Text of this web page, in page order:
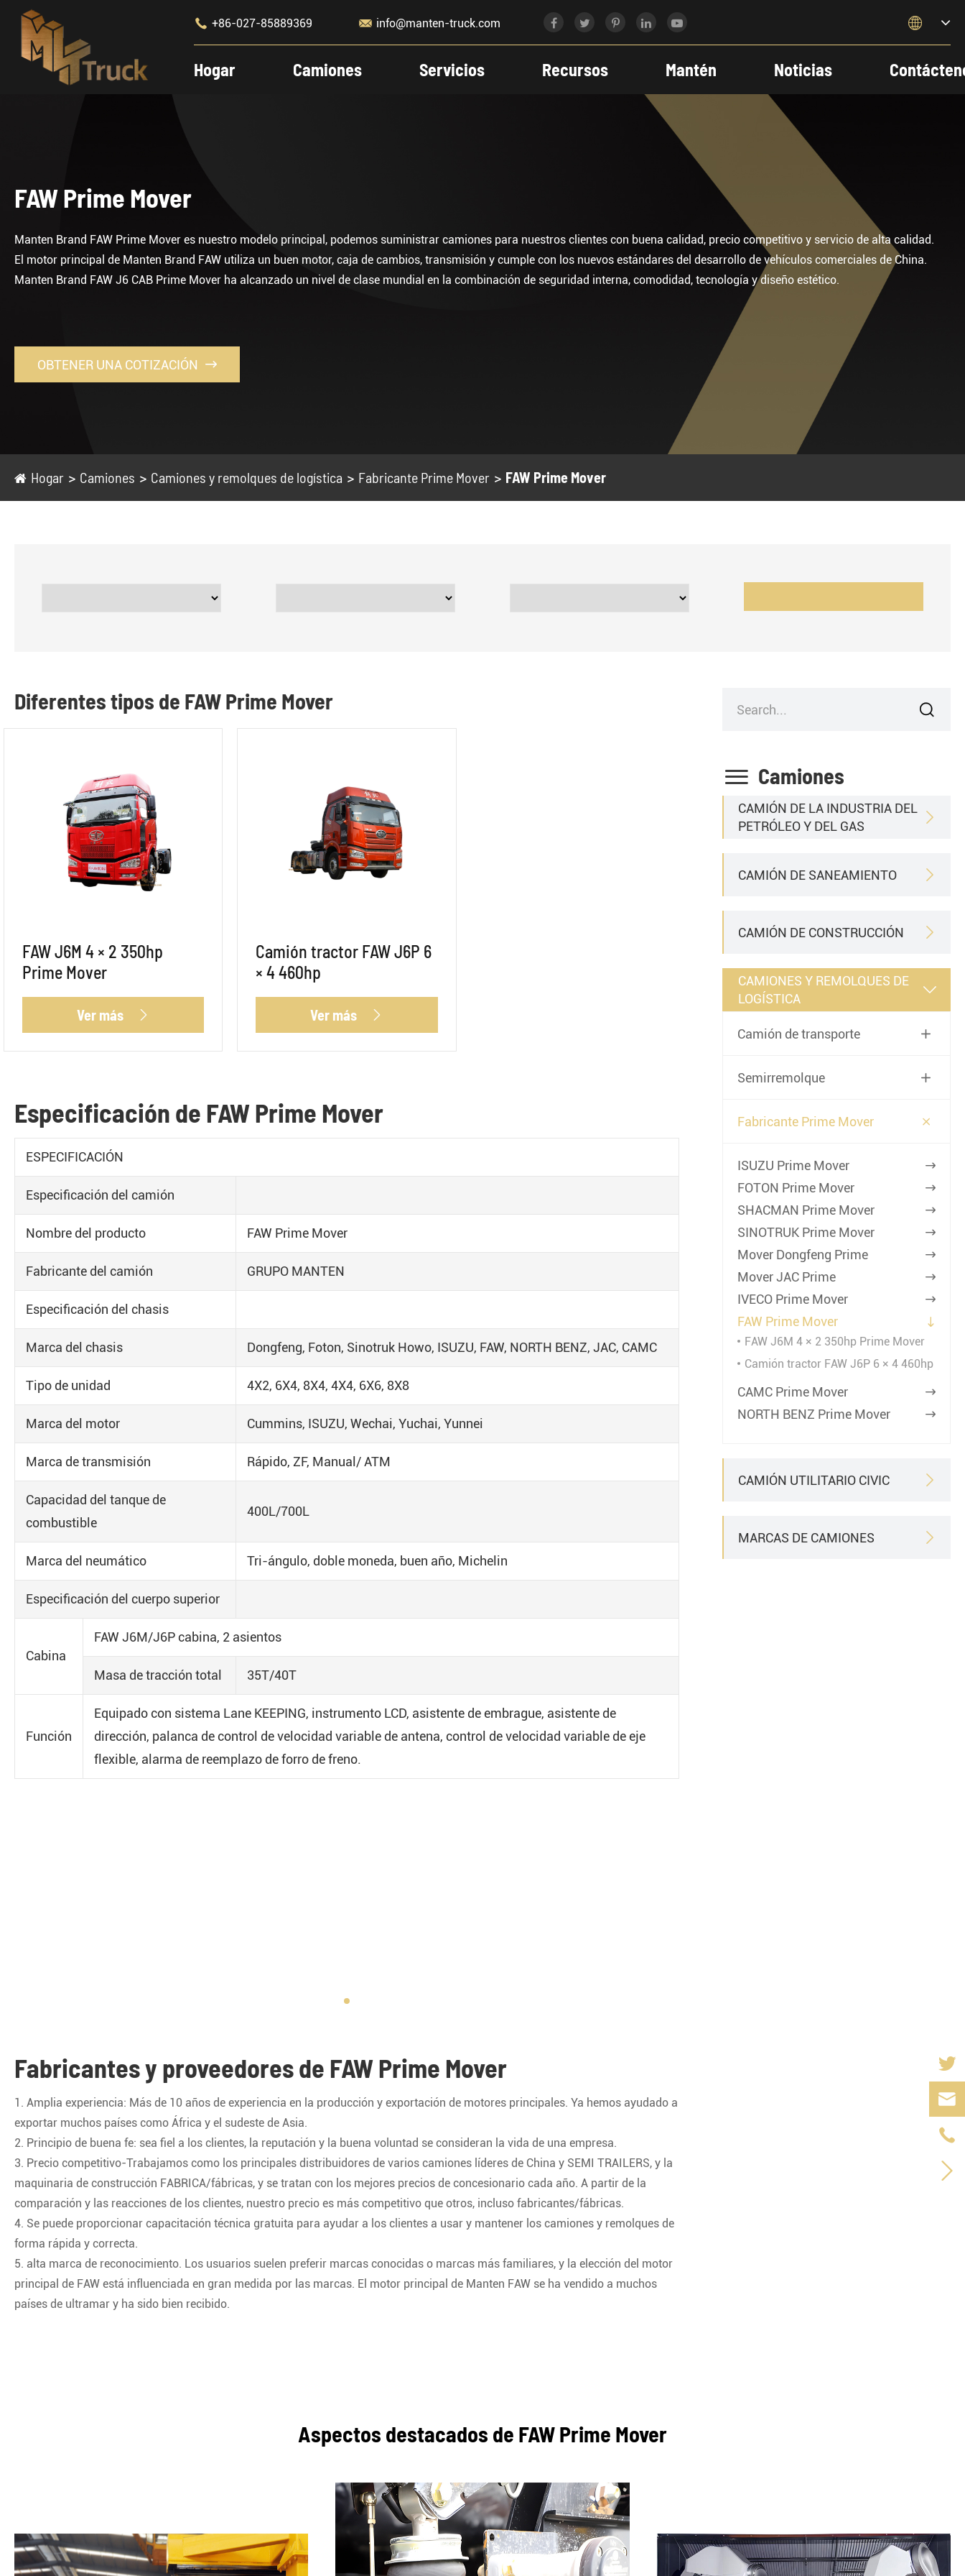
 +86-027-85889369  info@manten-truck.com 
Hogar Camiones Servicios Recursos Mantén Noticias
FAW Prime Mover
Manten Brand FAW Prime Mover es nuestro modelo principal, podemos suministrar camiones para nuestros clientes con buena calidad, precio competitivo y servicio de alta calidad.
El motor principal de Manten Brand FAW utiliza un buen motor, caja de cambios, transmisión y cumple con los nuevos estándares del desarrollo de vehículos comerciales de China.
Manten Brand FAW J6 CAB Prime Mover ha alcanzado un nivel de clase mundial en la combinación de seguridad interna, comodidad, tecnología y diseño estético.
OBTENER UNA COTIZACIÓN 
Hogar Camiones Camiones y remolques de logística Fabricante Prime Mover FAW Prime Mover
Diferentes tipos de FAW Prime Mover
FAW J6M 4 × 2 350hp
Prime Mover
Ver más 
Camión tractor FAW J6P 6
× 4 460hp
Ver más 
Especificación de FAW Prime Mover
ESPECIFICACIÓN
Especificación del camión
Nombre del producto FAW Prime Mover
Fabricante del camión GRUPO MANTEN
Especificación del chasis
Marca del chasis Dongfeng, Foton, Sinotruk Howo, ISUZU, FAW, NORTH BENZ, JAC, CAMC
Tipo de unidad 4X2, 6X4, 8X4, 4X4, 6X6, 8X8
Marca del motor Cummins, ISUZU, Wechai, Yuchai, Yunnei
Marca de transmisión Rápido, ZF, Manual/ ATM
Capacidad del tanque de
combustible
400L/700L
Marca del neumático Tri-ángulo, doble moneda, buen año, Michelin
Especificación del cuerpo superior
Cabina
FAW J6M/J6P cabina, 2 asientos
Masa de tracción total 35T/40T
Función
Equipado con sistema Lane KEEPING, instrumento LCD, asistente de embrague, asistente de
dirección, palanca de control de velocidad variable de antena, control de velocidad variable de eje
flexible, alarma de reemplazo de forro de freno.
Fabricantes y proveedores de FAW Prime Mover
1. Amplia experiencia: Más de 10 años de experiencia en la producción y exportación de motores principales. Ya hemos ayudado a
exportar muchos países como África y el sudeste de Asia.
2. Principio de buena fe: sea fiel a los clientes, la reputación y la buena voluntad se consideran la vida de una empresa.
3. Precio competitivo-Trabajamos como los principales distribuidores de varios camiones líderes de China y SEMI TRAILERS, y la
maquinaria de construcción FABRICA/fábricas, y se tratan con los mejores precios de concesionario cada año. A partir de la
comparación y las reacciones de los clientes, nuestro precio es más competitivo que otros, incluso fabricantes/fábricas.
4. Se puede proporcionar capacitación técnica gratuita para ayudar a los clientes a usar y mantener los camiones y remolques de
forma rápida y correcta.
5. alta marca de reconocimiento. Los usuarios suelen preferir marcas conocidas o marcas más familiares, y la elección del motor
principal de FAW está influenciada en gran medida por las marcas. El motor principal de Manten FAW se ha vendido a muchos
países de ultramar y ha sido bien recibido.

 Camiones
CAMIÓN DE LA INDUSTRIA DEL
PETRÓLEO Y DEL GAS

CAMIÓN DE SANEAMIENTO 
CAMIÓN DE CONSTRUCCIÓN 
CAMIONES Y REMOLQUES DE
LOGÍSTICA

Camión de transporte 
Semirremolque 
Fabricante Prime Mover 
ISUZU Prime Mover 
FOTON Prime Mover 
SHACMAN Prime Mover 
SINOTRUK Prime Mover 
Mover Dongfeng Prime 
Mover JAC Prime 
IVECO Prime Mover 
FAW Prime Mover 
FAW J6M 4 × 2 350hp Prime Mover
Camión tractor FAW J6P 6 × 4 460hp
CAMC Prime Mover 
NORTH BENZ Prime Mover 
CAMIÓN UTILITARIO CIVIC 
MARCAS DE CAMIONES 
Aspectos destacados de FAW Prime Mover


